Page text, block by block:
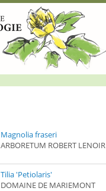
Magnolia fraseri
ARBORETUM ROBERT LENOIR
Tilia 'Petiolaris'
DOMAINE DE MARIEMONT